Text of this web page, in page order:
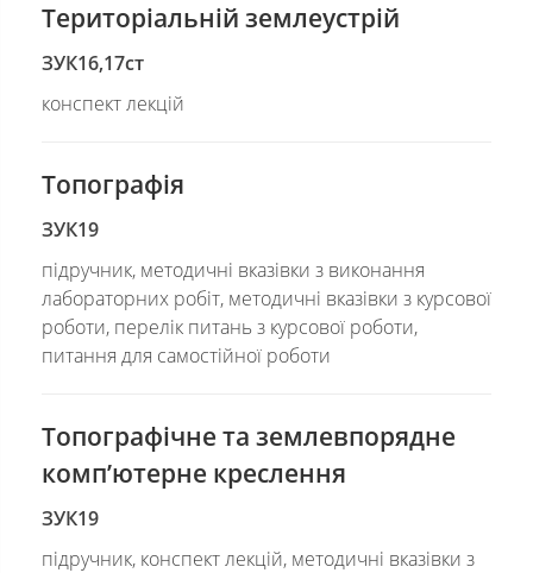
Територіальній землеустрій
ЗУК16,17ст
конспект лекцій
Топографія
ЗУК19
підручник, методичні вказівки з виконання
лабораторних робіт, методичні вказівки з курсової
роботи, перелік питань з курсової роботи,
питання для самостійної роботи
Топографічне та землевпорядне
комп’ютерне креслення
ЗУК19
підручник, конспект лекцій, методичні вказівки з